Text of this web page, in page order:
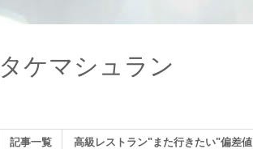
タケマシュラン
記事一覧 高級レストラン"また行きたい"偏差値